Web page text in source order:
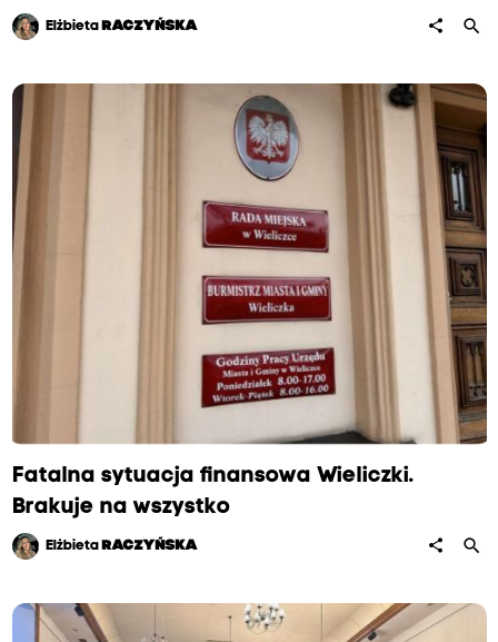
Elżbieta RACZYŃSKA share search
Fatalna sytuacja finansowa Wieliczki.
Brakuje na wszystko
Elżbieta RACZYŃSKA share search